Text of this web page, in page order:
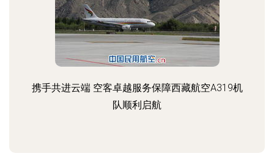
携手共进云端 空客卓越服务保障西藏航空A319机
队顺利启航